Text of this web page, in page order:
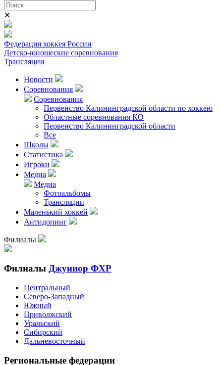
✕
Федерация хоккея России
Детско-юношеские соревнования
Трансляции
Новости
Соревнования
Соревнования
Первенство Калининградской области по хоккею
Областные соревнования КО
Первенство Калининградской области
Все
Школы
Статистика
Игроки
Медиа
Медиа
Фотоальбомы
Трансляции
Маленький хоккей
Антидопинг
Филиалы
Филиалы Джуниор ФХР
Центральный
Северо-Западный
Южный
Приволжский
Уральский
Сибирский
Дальневосточный
Региональные федерации